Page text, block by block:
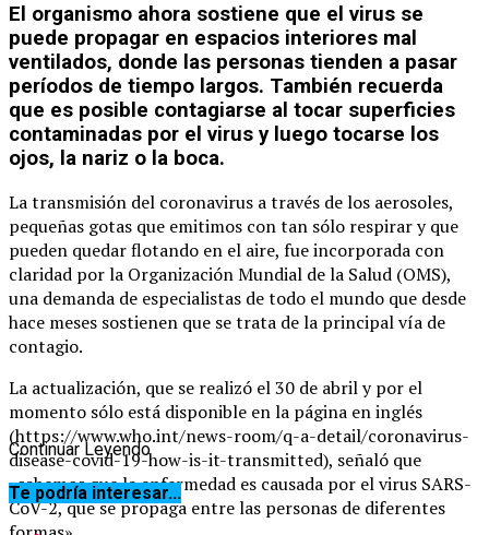
El organismo ahora sostiene que el virus se
puede propagar en espacios interiores mal
ventilados, donde las personas tienden a pasar
períodos de tiempo largos. También recuerda
que es posible contagiarse al tocar superficies
contaminadas por el virus y luego tocarse los
ojos, la nariz o la boca.
La transmisión del coronavirus a través de los aerosoles,
pequeñas gotas que emitimos con tan sólo respirar y que
pueden quedar flotando en el aire, fue incorporada con
claridad por la Organización Mundial de la Salud (OMS),
una demanda de especialistas de todo el mundo que desde
hace meses sostienen que se trata de la principal vía de
contagio.
La actualización, que se realizó el 30 de abril y por el
momento sólo está disponible en la página en inglés
(https://www.who.int/news-room/q-a-detail/coronavirus-
disease-covid-19-how-is-it-transmitted), señaló que
«sabemos que la enfermedad es causada por el virus SARS-
CoV-2, que se propaga entre las personas de diferentes
Continuar Leyendo
Te podría interesar...